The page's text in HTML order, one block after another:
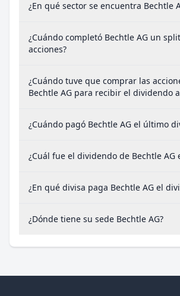
¿En qué sector se encuentra Bechtle
¿Cuándo completó Bechtle AG un
acciones?
¿Cuándo tuve que comprar las
Bechtle AG para recibir el dividendo
¿Cuándo pagó Bechtle AG el último
¿Cuál fue el dividendo de Bechtle AG
¿En qué divisa paga Bechtle AG el
¿Dónde tiene su sede Bechtle AG?